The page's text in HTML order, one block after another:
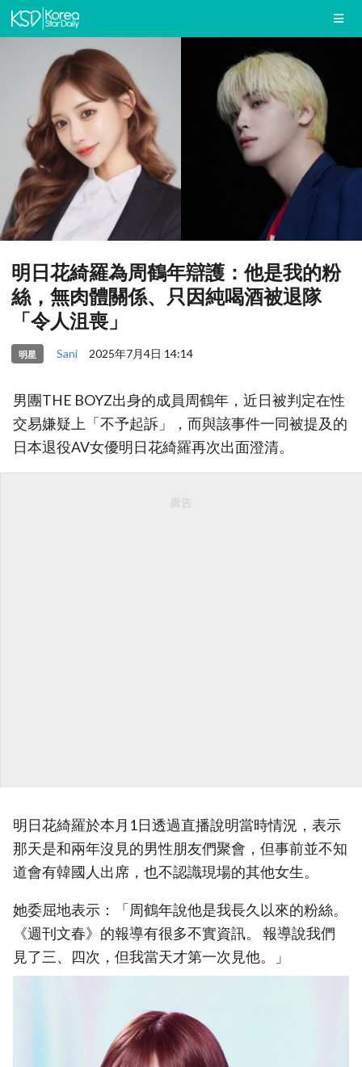
明日花綺羅為周鶴年辯護：他是我的粉
絲，無肉體關係、只因純喝酒被退隊
「令人沮喪」
明星 Sani 2025年7月4日 14:14
男團THE BOYZ出身的成員周鶴年，近日被判定在性
交易嫌疑上「不予起訴」，而與該事件一同被提及的
日本退役AV女優明日花綺羅再次出面澄清。
廣告
明日花綺羅於本月1日透過直播說明當時情況，表示
那天是和兩年沒見的男性朋友們聚會，但事前並不知
道會有韓國人出席，也不認識現場的其他女生。
她委屈地表示：「周鶴年說他是我長久以來的粉絲。
《週刊文春》的報導有很多不實資訊。 報導說我們
見了三、四次，但我當天才第一次見他。」